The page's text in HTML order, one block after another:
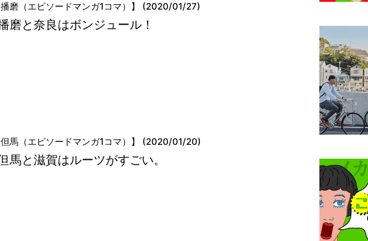
磨（エピソードマンガ1コマ）】 (2020/01/27)
磨と奈良はボンジュール！
馬（エピソードマンガ1コマ）】 (2020/01/20)
馬と滋賀はルーツがすごい。